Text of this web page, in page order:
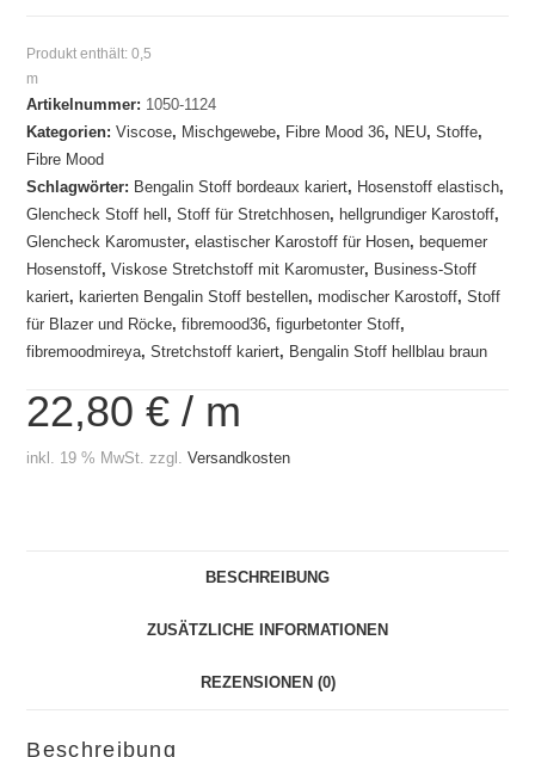
Produkt enthält: 0,5
m
Artikelnummer: 1050-1124
Kategorien:Viscose, Mischgewebe, Fibre Mood 36, NEU,Stoffe,
Fibre Mood
Schlagwörter: Bengalin Stoff bordeaux kariert, Hosenstoff elastisch,
Glencheck Stoff hell ,Stoff für Stretchhosen, hellgrundiger Karostoff,
Glencheck Karomuster,elastischer Karostoff für Hosen, bequemer
Hosenstoff,Viskose Stretchstoff mit Karomuster, Business-Stoff
kariert, karierten Bengalin Stoff bestellen,modischer Karostoff,Stoff
für Blazer und Röcke,fibremood36,figurbetonter Stoff,
fibremoodmireya,Stretchstoff kariert, Bengalin Stoff hellblau braun
22,80€ / m
inkl. 19 % MwSt. zzgl.Versandkosten
BESCHREIBUNG
ZUSÄTZLICHE INFORMATIONEN
REZENSIONEN (0)
Beschreibung